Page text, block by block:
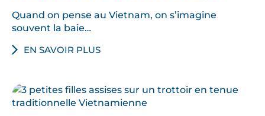
Quand on pense au Vietnam, on s’imagine
souvent la baie…
EN SAVOIR PLUS